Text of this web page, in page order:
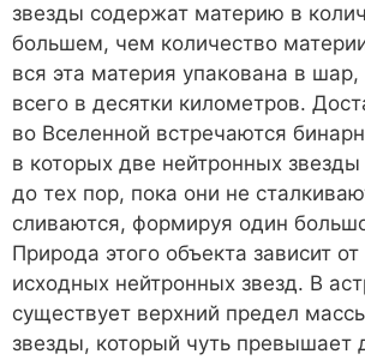
звезды содержат материю в
большем, чем количество
вся эта материя упакована в
всего в десятки километров.
во Вселенной встречаются
в которых две нейтронных
до тех пор, пока они не
сливаются, формируя один
Природа этого объекта зависит
исходных нейтронных звезд. В
существует верхний предел
звезды, который чуть превышает